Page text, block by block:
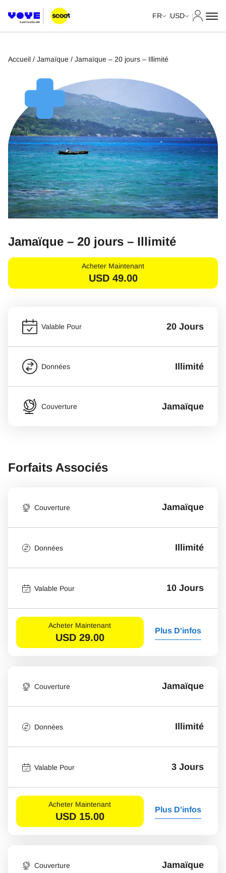
FR USD
Accueil / Jamaïque / Jamaïque – 20 jours – Illimité
Jamaïque – 20 jours – Illimité
Acheter Maintenant
USD 49.00
Valable Pour 20 Jours
Données Illimité
Couverture Jamaïque
Forfaits Associés
Couverture Jamaïque
Données Illimité
Valable Pour 10 Jours
Acheter Maintenant
USD 29.00
Plus D'infos
Couverture Jamaïque
Données Illimité
Valable Pour 3 Jours
Acheter Maintenant
USD 15.00
Plus D'infos
Couverture Jamaïque